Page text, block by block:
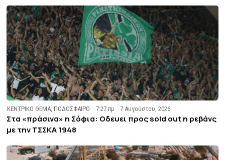
ΚΕΝΤΡΙΚΟ ΘΕΜΑ,ΠΟΔΟΣΦΑΙΡΟ 7:27 πμ 7 Αυγούστου, 2026
Στα «πράσινα» η Σόφια: Οδευει προς sold out η ρεβάνς
με την ΤΣΣΚΑ 1948